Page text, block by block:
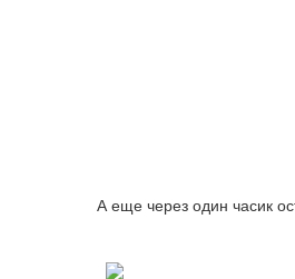
А еще через один часик